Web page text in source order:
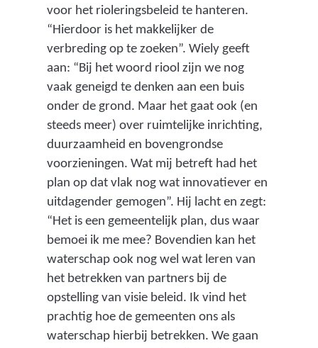
voor het rioleringsbeleid te hanteren.
“Hierdoor is het makkelijker de
verbreding op te zoeken”. Wiely geeft
aan: “Bij het woord riool zijn we nog
vaak geneigd te denken aan een buis
onder de grond. Maar het gaat ook (en
steeds meer) over ruimtelijke inrichting,
duurzaamheid en bovengrondse
voorzieningen. Wat mij betreft had het
plan op dat vlak nog wat innovatiever en
uitdagender gemogen”. Hij lacht en zegt:
“Het is een gemeentelijk plan, dus waar
bemoei ik me mee? Bovendien kan het
waterschap ook nog wel wat leren van
het betrekken van partners bij de
opstelling van visie beleid. Ik vind het
prachtig hoe de gemeenten ons als
waterschap hierbij betrekken. We gaan